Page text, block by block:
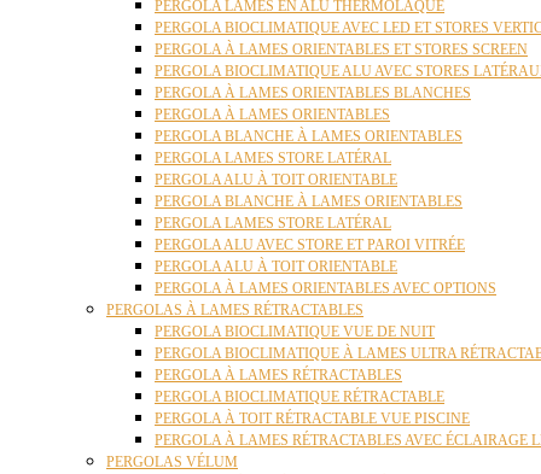
PERGOLA LAMES EN ALU THERMOLAQUÉ
PERGOLA BIOCLIMATIQUE AVEC LED ET STORES
PERGOLA À LAMES ORIENTABLES ET STORES SCREEN
PERGOLA BIOCLIMATIQUE ALU AVEC STORES
PERGOLA À LAMES ORIENTABLES BLANCHES
PERGOLA À LAMES ORIENTABLES
PERGOLA BLANCHE À LAMES ORIENTABLES
PERGOLA LAMES STORE LATÉRAL
PERGOLA ALU À TOIT ORIENTABLE
PERGOLA BLANCHE À LAMES ORIENTABLES
PERGOLA LAMES STORE LATÉRAL
PERGOLA ALU AVEC STORE ET PAROI VITRÉE
PERGOLA ALU À TOIT ORIENTABLE
PERGOLA À LAMES ORIENTABLES AVEC OPTIONS
PERGOLAS À LAMES RÉTRACTABLES
PERGOLA BIOCLIMATIQUE VUE DE NUIT
PERGOLA BIOCLIMATIQUE À LAMES ULTRA
PERGOLA À LAMES RÉTRACTABLES
PERGOLA BIOCLIMATIQUE RÉTRACTABLE
PERGOLA À TOIT RÉTRACTABLE VUE PISCINE
PERGOLA À LAMES RÉTRACTABLES AVEC ÉCLAIRAGE
PERGOLAS VÉLUM